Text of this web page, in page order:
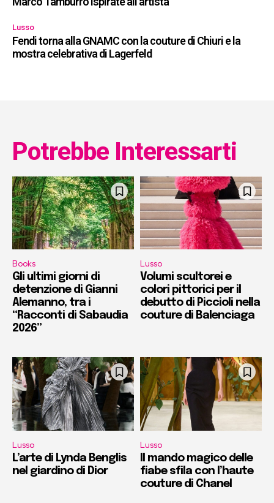
Lusso
Fendi torna alla GNAMC con la couture di Chiuri e la
mostra celebrativa di Lagerfeld
Potrebbe Interessarti
Books
Gli ultimi giorni di
detenzione di Gianni
Alemanno, tra i
“Racconti di Sabaudia
2026”
Lusso
Volumi scultorei e
colori pittorici per il
debutto di Piccioli nella
couture di Balenciaga
Lusso
L’arte di Lynda Benglis
nel giardino di Dior
Lusso
Il mando magico delle
fiabe sfila con l’haute
couture di Chanel